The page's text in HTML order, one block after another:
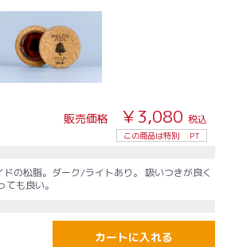
販売価格 ￥3,080 税込
この商品は特別
PT
の松脂。ダーク/ライトあり。 吸いつきが良く
も良い。
カートに入れる